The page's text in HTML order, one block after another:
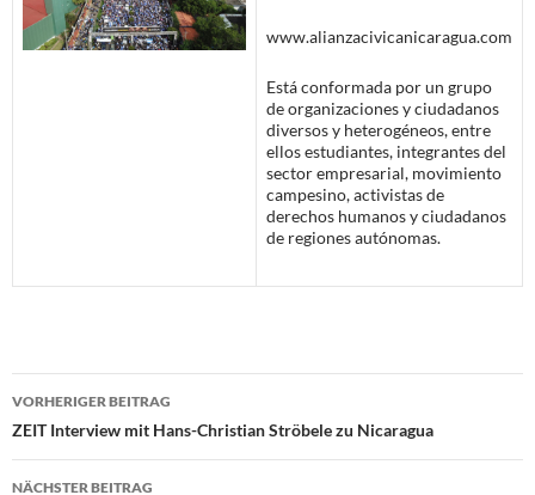
www.alianzacivicanicaragua.com
Está conformada por un grupo
de organizaciones y ciudadanos
diversos y heterogéneos, entre
ellos estudiantes, integrantes del
sector empresarial, movimiento
campesino, activistas de
derechos humanos y ciudadanos
de regiones autónomas.
Beitragsnavigation
VORHERIGER BEITRAG
ZEIT Interview mit Hans-Christian Ströbele zu Nicaragua
NÄCHSTER BEITRAG